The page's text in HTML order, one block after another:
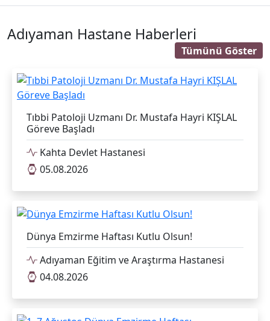
Adıyaman Hastane Haberleri
Tümünü Göster
Tıbbi Patoloji Uzmanı Dr. Mustafa Hayri KIŞLAL
Göreve Başladı
Kahta Devlet Hastanesi
05.08.2026
Dünya Emzirme Haftası Kutlu Olsun!
Adıyaman Eğitim ve Araştırma Hastanesi
04.08.2026